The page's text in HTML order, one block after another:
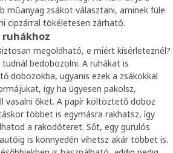
műanyag zsákot választani, aminek füle
cipzárral tökéletesen zárható.
megoldható, e miért kísérleteznél?
bedobozolni. A ruhákat is
dobozokba, ugyanis ezek a zsákokkal
így ha ügyesen pakolsz,
vasalni őket. A papír költöztető doboz
többet is egymásra rakhatsz, így
a rakodóteret. Sőt, egy gurulós
is könnyedén vihetsz akár többet is.